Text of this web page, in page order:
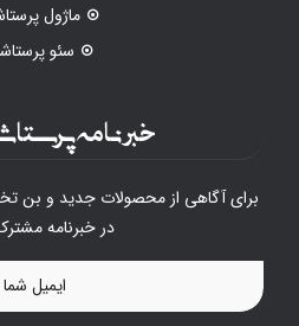
ماژول
سئو
خبرنامه
برای آگاهی از محصولات جدید و بن
در خبرنامه